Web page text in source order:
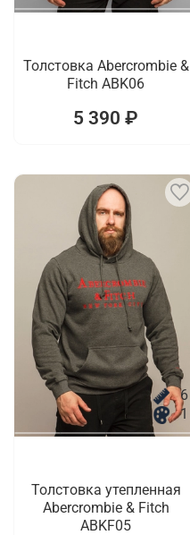
Толстовка Abercrombie &
Fitch ABK06
5 390 ₽
6
1
Толстовка утепленная
Abercrombie & Fitch
ABKF05